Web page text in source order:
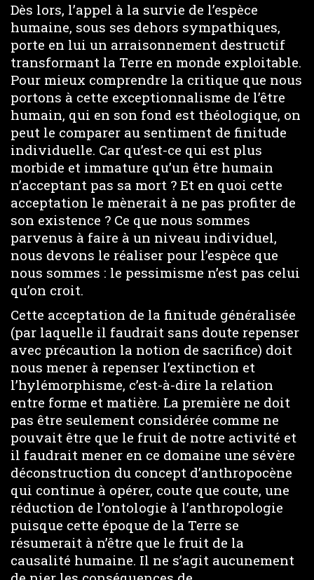
Dès lors, l’appel à la survie de l’espèce
humaine, sous ses dehors sympathiques,
porte en lui un arraisonnement destructif
transformant la Terre en monde exploitable.
Pour mieux comprendre la critique que nous
portons à cette exceptionnalisme de l’être
humain, qui en son fond est théologique, on
peut le comparer au sentiment de finitude
individuelle. Car qu’est-ce qui est plus
morbide et immature qu’un être humain
n’acceptant pas sa mort ? Et en quoi cette
acceptation le mènerait à ne pas profiter de
son existence ? Ce que nous sommes
parvenus à faire à un niveau individuel,
nous devons le réaliser pour l’espèce que
nous sommes : le pessimisme n’est pas celui
qu’on croit.
Cette acceptation de la finitude généralisée
(par laquelle il faudrait sans doute repenser
avec précaution la notion de sacrifice) doit
nous mener à repenser l’extinction et
l’hylémorphisme, c’est-à-dire la relation
entre forme et matière. La première ne doit
pas être seulement considérée comme ne
pouvait être que le fruit de notre activité et
il faudrait mener en ce domaine une sévère
déconstruction du concept d’anthropocène
qui continue à opérer, coute que coute, une
réduction de l’ontologie à l’anthropologie
puisque cette époque de la Terre se
résumerait à n’être que le fruit de la
causalité humaine. Il ne s’agit aucunement